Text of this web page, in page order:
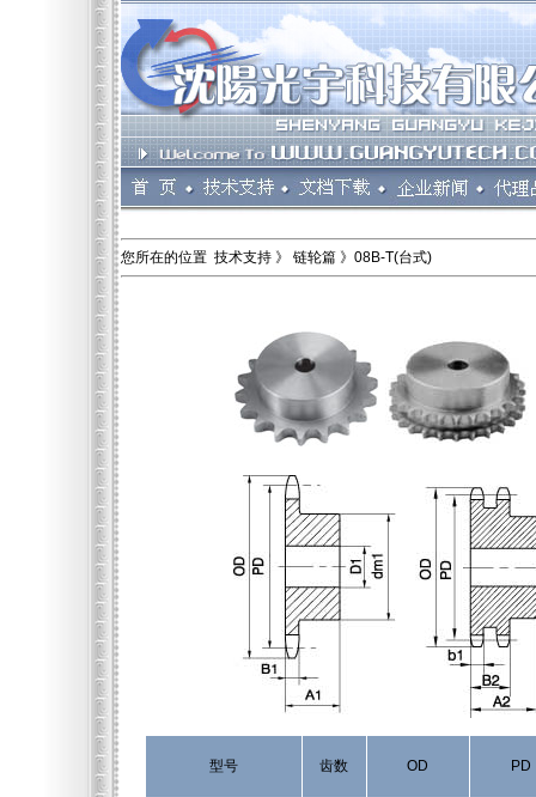
您所在的位置 技术支持 》 链轮篇 》08B-T(台式)
型号 齿数 OD PD